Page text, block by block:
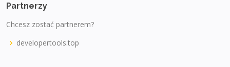
Partnerzy
Chcesz zostać partnerem?
developertools.top